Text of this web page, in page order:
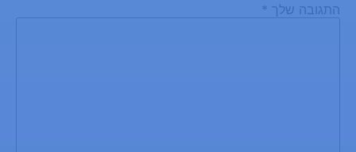
התגובה שלך *